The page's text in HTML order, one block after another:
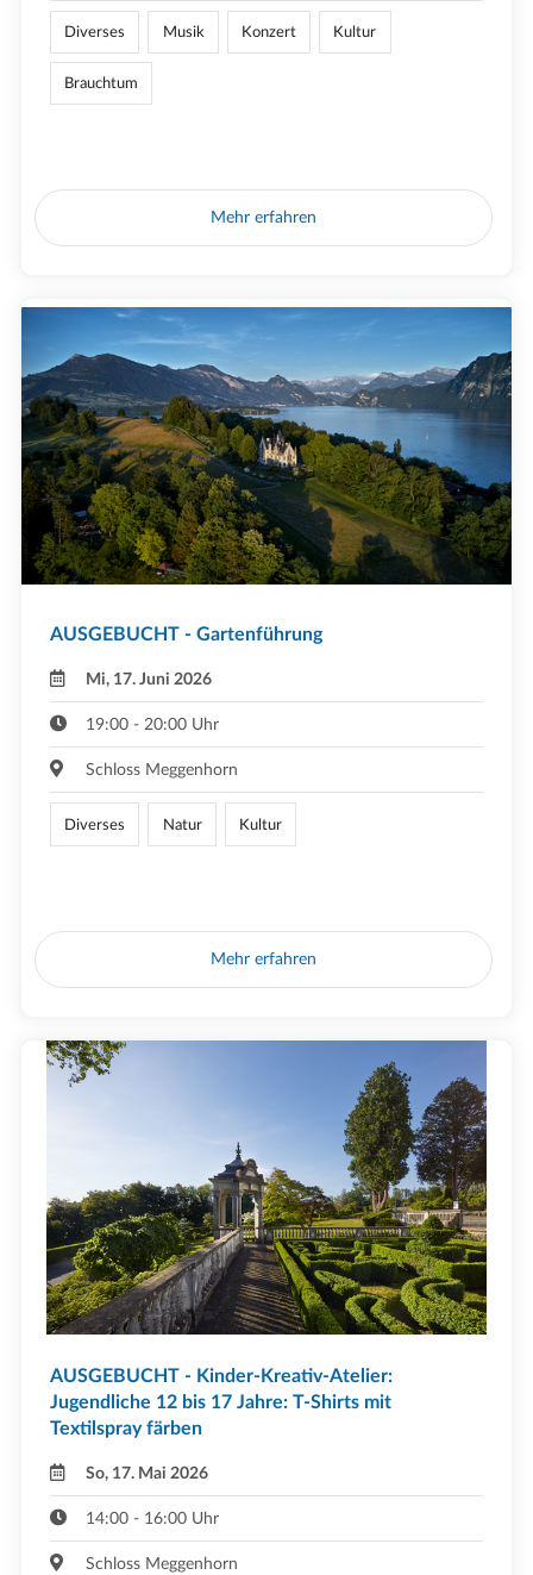
Diverses Musik Konzert Kultur
Brauchtum
Mehr erfahren
AUSGEBUCHT - Gartenführung
Mi, 17. Juni 2026
19:00 - 20:00 Uhr
Schloss Meggenhorn
Diverses Natur Kultur
Mehr erfahren
AUSGEBUCHT - Kinder-Kreativ-Atelier:
Jugendliche 12 bis 17 Jahre: T-Shirts mit
Textilspray färben
So, 17. Mai 2026
14:00 - 16:00 Uhr
Schloss Meggenhorn